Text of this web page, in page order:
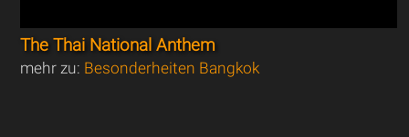
The Thai National Anthem
mehr zu: Besonderheiten Bangkok